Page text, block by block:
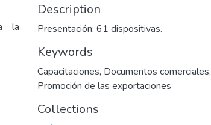
la
Description
Presentación: 61 dispositivas.
Keywords
Capacitaciones, Documentos comerciales,
Promoción de las exportaciones
Collections